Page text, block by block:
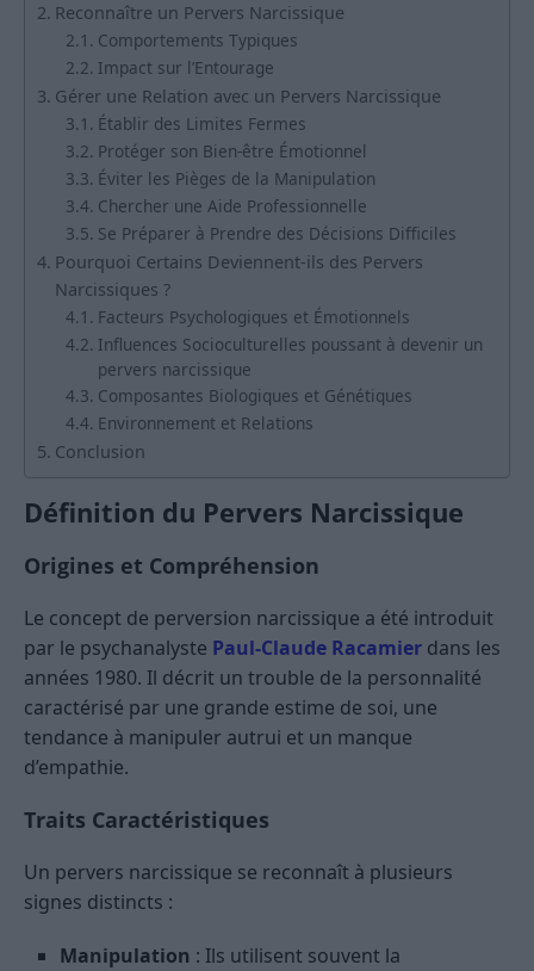
Reconnaître un Pervers Narcissique
Comportements Typiques
Impact sur l’Entourage
Gérer une Relation avec un Pervers Narcissique
Établir des Limites Fermes
Protéger son Bien-être Émotionnel
Éviter les Pièges de la Manipulation
Chercher une Aide Professionnelle
Se Préparer à Prendre des Décisions Difficiles
Pourquoi Certains Deviennent-ils des Pervers
Narcissiques ?
Facteurs Psychologiques et Émotionnels
Influences Socioculturelles poussant à devenir un
pervers narcissique
Composantes Biologiques et Génétiques
Environnement et Relations
Conclusion
Définition du Pervers Narcissique
Origines et Compréhension
Le concept de perversion narcissique a été introduit
par le psychanalyste Paul-Claude Racamier dans les
années 1980. Il décrit un trouble de la personnalité
caractérisé par une grande estime de soi, une
tendance à manipuler autrui et un manque
d’empathie.
Traits Caractéristiques
Un pervers narcissique se reconnaît à plusieurs
signes distincts :
Manipulation : Ils utilisent souvent la